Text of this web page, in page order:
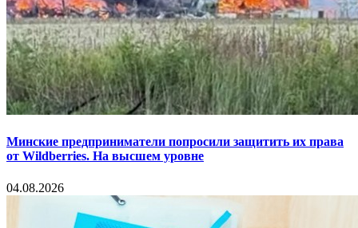
Минские предприниматели попросили защитить их права
от Wildberries. На высшем уровне
04.08.2026